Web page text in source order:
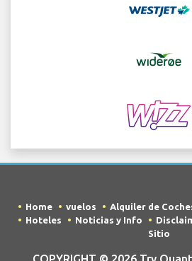
Home vuelos Alquiler de
Hoteles
Noticias y Info
Sitio